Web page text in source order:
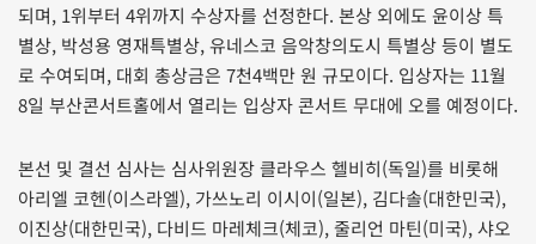
되며, 1위부터 4위까지 수상자를 선정한다. 본상 외에도 윤이상 특
별상, 박성용 영재특별상, 유네스코 음악창의도시 특별상 등이 별도
로 수여되며, 대회 총상금은 7천4백만 원 규모이다. 입상자는 11월
8일 부산콘서트홀에서 열리는 입상자 콘서트 무대에 오를 예정이다.
본선 및 결선 심사는 심사위원장 클라우스 헬비히(독일)를 비롯해
아리엘 코헨(이스라엘), 가쓰노리 이시이(일본), 김다솔(대한민국),
이진상(대한민국), 다비드 마레체크(체코), 줄리언 마틴(미국), 샤오